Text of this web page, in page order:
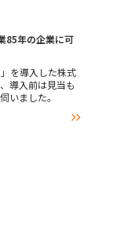
85年の企業に可
を導入した株式
導入前は見当も
いました。
